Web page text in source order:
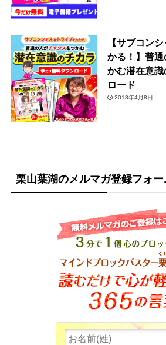
【サブコン
かる！】普
かむ潜在意
ロード
2018年4月8日
栗山葉湖のメルマガ登録フォー